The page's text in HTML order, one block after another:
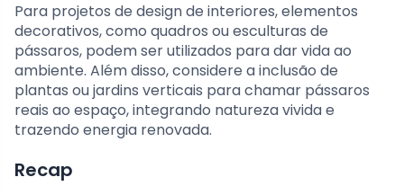
Para projetos de design de interiores, elementos
decorativos, como quadros ou esculturas de
pássaros, podem ser utilizados para dar vida ao
ambiente. Além disso, considere a inclusão de
plantas ou jardins verticais para chamar pássaros
reais ao espaço, integrando natureza vivida e
trazendo energia renovada.
Recap